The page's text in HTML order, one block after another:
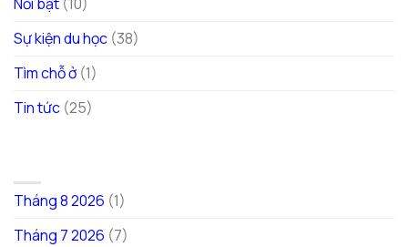
Sự kiện du học (38)
Tìm chỗ ở (1)
Tin tức (25)
Tháng 8 2026 (1)
Tháng 7 2026 (7)